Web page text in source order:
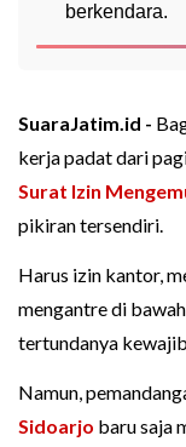
berkendara.
SuaraJatim.id -
kerja padat dari
Surat Izin
pikiran tersendiri.
Harus izin kantor,
mengantre di
tertundanya
Namun,
Sidoarjo baru saja